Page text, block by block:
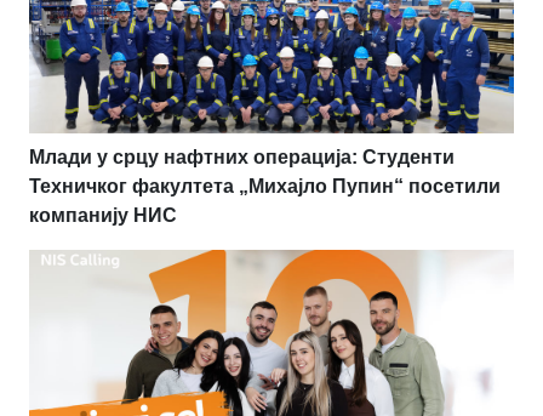
Млади у срцу нафтних операција: Студенти
Техничког факултета „Михајло Пупин“ посетили
компанију НИС